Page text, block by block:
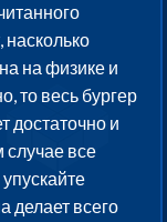
насколько
на физике и
то весь бургер
достаточно и
случае все
делает всего